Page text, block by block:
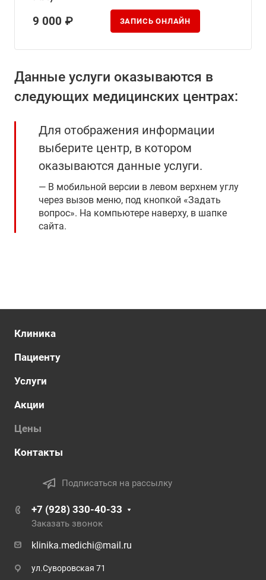
9 000 ₽ ЗАПИСЬ ОНЛАЙН
Данные услуги оказываются в
следующих медицинских центрах:
Для отображения информации
выберите центр, в котором
оказываются данные услуги.
В мобильной версии в левом верхнем углу
через вызов меню, под кнопкой «Задать
вопрос». На компьютере наверху, в шапке
сайта.
Клиника
Пациенту
Услуги
Акции
Цены
Контакты
Подписаться на рассылку
+7 (928) 330-40-33
Заказать звонок
klinika.medichi@mail.ru
ул.Суворовская 71